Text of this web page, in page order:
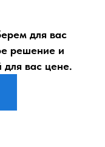
для вас
решение и
вас цене.